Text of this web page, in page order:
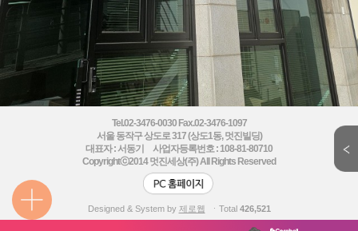
Tel.02-3476-0030 Fax.02-3476-1097
서울 동작구 상도로 317 (상도1동, 멋진빌딩)
대표자 : 서동기 사업자등록번호 : 108-81-80710
Copyrightⓒ2014멋진세상(주) All Rights Reserved
Designed & System by 제로웹 ㆍTotal 426,521